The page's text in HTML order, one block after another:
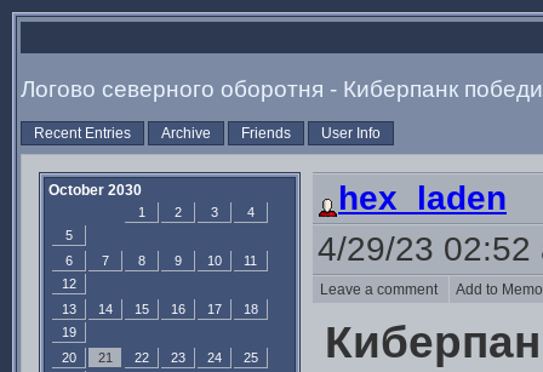
Логово северного оборотня - Киберпанк
Recent Entries Archive Friends User Info
October 2030
1 2 3
4
5
6
7 8 9 10
11
12
13
14 15 16 17
18
19
20
21 22 23 24
25
hex_laden
4/29/23 02:52
Leave a comment Add to